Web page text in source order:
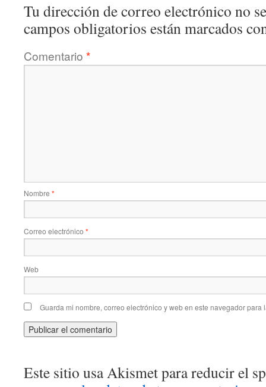
Tu dirección de correo electrónico no
campos obligatorios están marcados
Comentario *
Nombre *
Correo electrónico *
Web
Guarda mi nombre, correo electrónico y web en este navegador para
Este sitio usa Akismet para reducir el